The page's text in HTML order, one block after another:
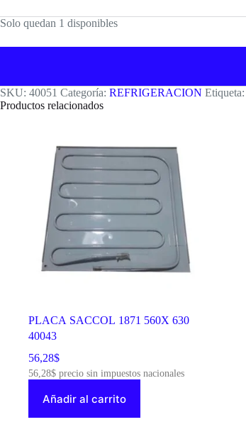
Solo quedan 1 disponibles
SKU: 40051 Categoría: REFRIGERACION Etiqueta:
Productos relacionados
PLACA SACCOL 1871 560X 630
40043
56,28$
56,28$ precio sin impuestos nacionales
Añadir al carrito